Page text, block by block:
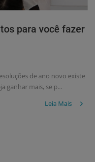
para você fazer
de ano novo existe
ganhar mais, se p...
Leia Mais